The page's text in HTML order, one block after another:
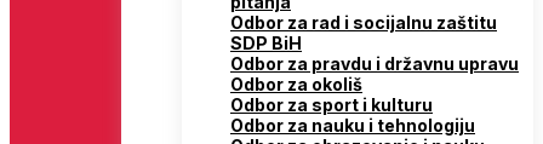
Odbor za rad i socijalnu zaštitu
SDP BiH
Odbor za pravdu i državnu upravu
Odbor za okoliš
Odbor za sport i kulturu
Odbor za nauku i tehnologiju